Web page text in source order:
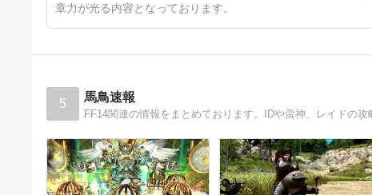
章力が光る内容となっております。
5 馬鳥速報